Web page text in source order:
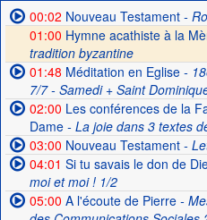
00:02 Nouveau Testament-
01:00 Hymne acathiste à la
tradition byzantine
01:48 Méditation en Eglise-
7/7 - Samedi + Saint
02:00 Les conférences de la
Dame- La joie dans 3 textes
03:00 Nouveau Testament-
04:01 Si tu savais le don de
moi et moi ! 1/2
05:00 A l'écoute de Pierre-